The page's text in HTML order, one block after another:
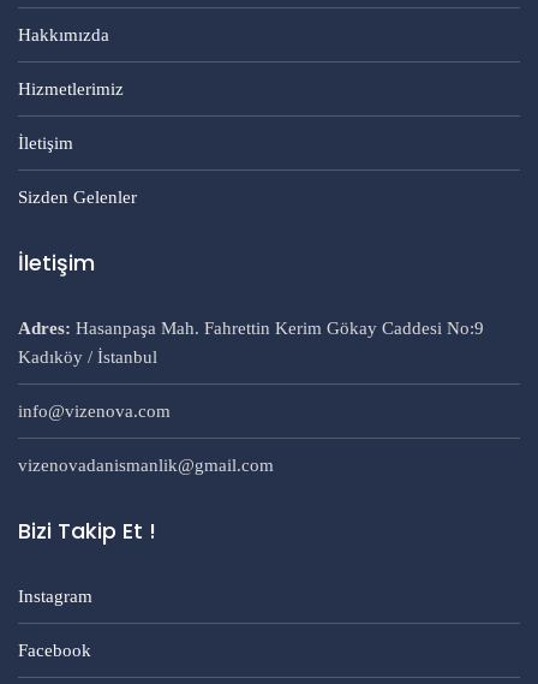
Hakkımızda
Hizmetlerimiz
İletişim
Sizden Gelenler
İletişim
Adres: Hasanpaşa Mah. Fahrettin Kerim Gökay Caddesi No:9
Kadıköy / İstanbul
info@vizenova.com
vizenovadanismanlik@gmail.com
Bizi Takip Et !
Instagram
Facebook